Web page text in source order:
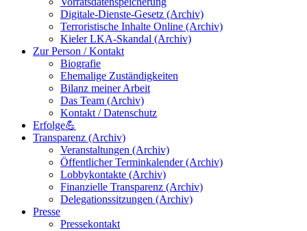
Digitale-Dienste-Gesetz (Archiv)
Terroristische Inhalte Online (Archiv)
Kieler LKA-Skandal (Archiv)
Zur Person / Kontakt
Biografie
Ehemalige Zuständigkeiten
Bilanz meiner Arbeit
Das Team (Archiv)
Kontakt / Datenschutz
Erfolge💪
Transparenz (Archiv)
Veranstaltungen (Archiv)
Öffentlicher Terminkalender (Archiv)
Lobbykontakte (Archiv)
Finanzielle Transparenz (Archiv)
Delegationssitzungen (Archiv)
Presse
Pressekontakt